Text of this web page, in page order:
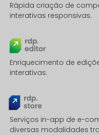
Rápida criação de
interativas responsivas.
Enriquecimento de
interativas.
Serviços in-app de e-
diversas modalidades